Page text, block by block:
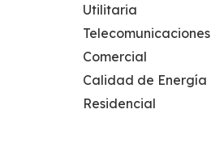
Utilitaria
Telecomunicaciones
Comercial
Calidad de Energía
Residencial